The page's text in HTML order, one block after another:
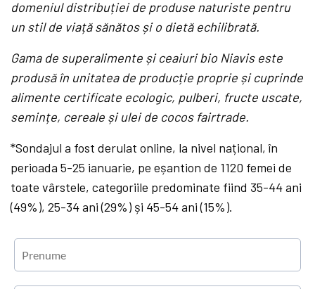
domeniul distribuției de produse naturiste pentru
un stil de viață sănătos și o dietă echilibrată.
Gama de superalimente și ceaiuri bio Niavis este
produsă în unitatea de producție proprie și cuprinde
alimente certificate ecologic, pulberi, fructe uscate,
semințe, cereale și ulei de cocos fairtrade.
*Sondajul a fost derulat online, la nivel național, în
perioada 5-25 ianuarie, pe eșantion de 1120 femei de
toate vârstele, categoriile predominate fiind 35-44 ani
(49%), 25-34 ani (29%) și 45-54 ani (15%).